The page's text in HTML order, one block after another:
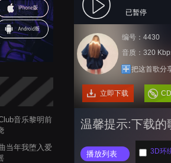
音乐黎明前
当年我堕入爱
已暂停
编号：4430
音质：320
把这首歌分
立即下载
温馨提示:下载的
播放列表 3D环